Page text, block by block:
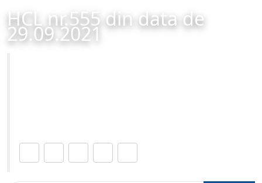
HCL nr.555 din data de
29.09.2021